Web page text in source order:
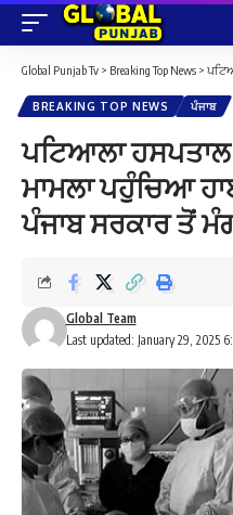
Global Punjab Tv > Breaking Top News > ਪਟਿਆਲਾ
BREAKING TOP NEWS ਪੰਜਾਬ
ਪਟਿਆਲਾ ਹਸਪਤਾਲ
ਮਾਮਲਾ ਪਹੁੰਚਿਆ
ਪੰਜਾਬ ਸਰਕਾਰ ਤੋਂ
Last updated: January 29, 2025
Global Team